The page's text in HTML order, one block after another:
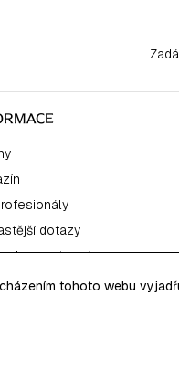
tohoto webu
dotazy
u nás